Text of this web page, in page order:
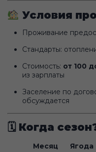
Условия
Проживание
Стандарты:
Стоимость: от 100
из зарплаты
Заселение по
обсуждается
🗓 Когда
Месяц
Ягода